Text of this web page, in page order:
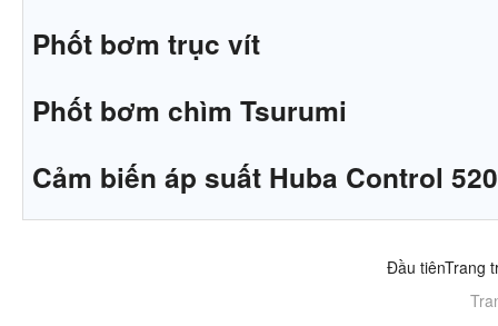
Phốt bơm trục vít
Phốt bơm chìm Tsurumi
Cảm biến áp suất Huba Control 520
Đầu tiênTrang